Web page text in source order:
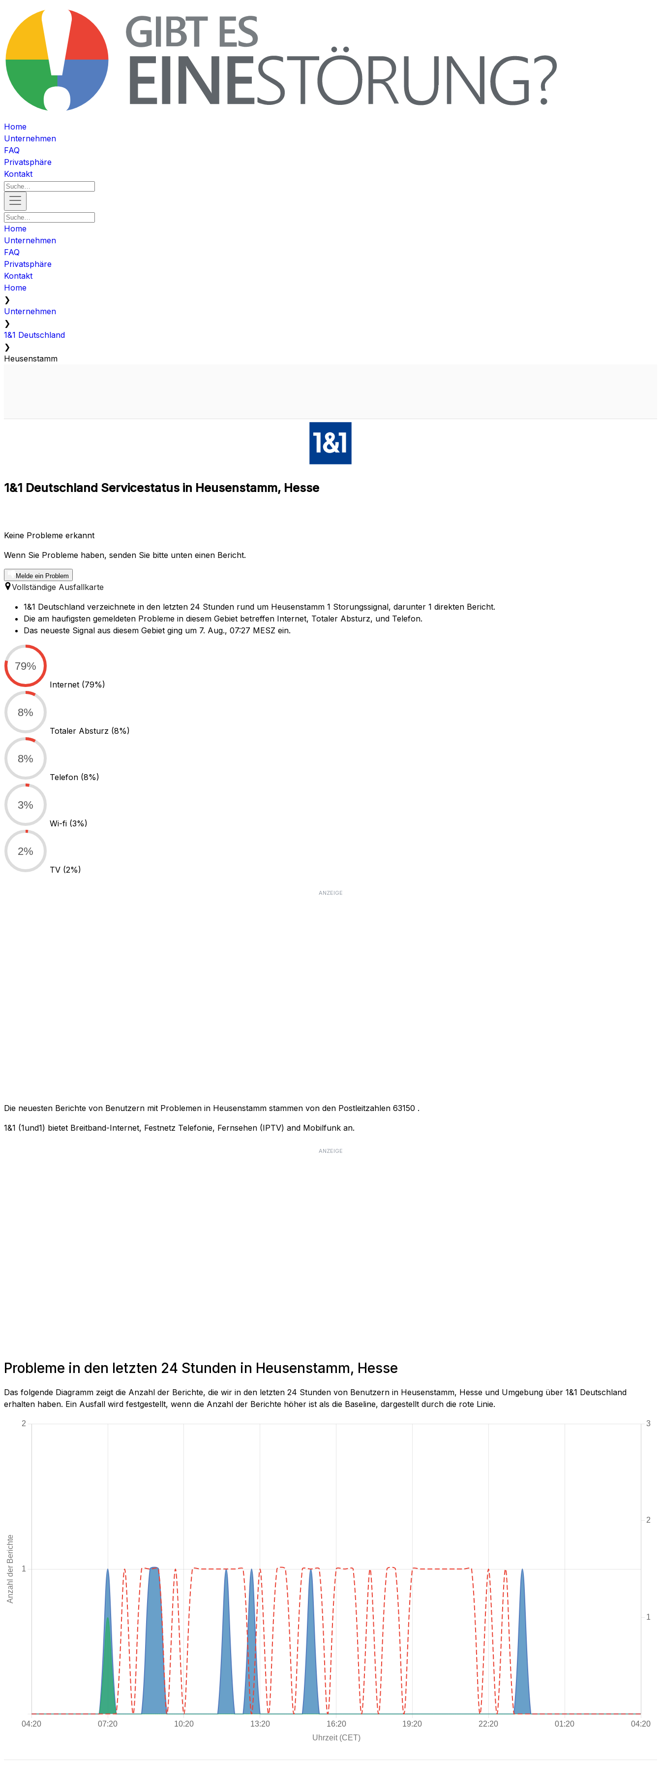
Home
Unternehmen
FAQ
Privatsphäre
Kontakt
Home
Unternehmen
FAQ
Privatsphäre
Kontakt
Home
❯
Unternehmen
❯
1&1 Deutschland
❯
Heusenstamm
1&1 Deutschland Servicestatus in Heusenstamm, Hesse
Keine Probleme erkannt
Wenn Sie Probleme haben, senden Sie bitte unten einen Bericht.
Melde ein Problem
Vollständige Ausfallkarte
1&1 Deutschland verzeichnete in den letzten 24 Stunden rund um Heusenstamm 1 Storungssignal, darunter 1 direkten Bericht.
Die am haufigsten gemeldeten Probleme in diesem Gebiet betreffen Internet, Totaler Absturz, und Telefon.
Das neueste Signal aus diesem Gebiet ging um 7. Aug., 07:27 MESZ ein.
79%
Internet (79%)
8%
Totaler Absturz (8%)
8%
Telefon (8%)
3%
Wi-fi (3%)
2%
TV (2%)
ANZEIGE
Die neuesten Berichte von Benutzern mit Problemen in Heusenstamm stammen von den Postleitzahlen 63150 .
1&1 (1und1) bietet Breitband-Internet, Festnetz Telefonie, Fernsehen (IPTV) and Mobilfunk an.
ANZEIGE
Probleme in den letzten 24 Stunden in Heusenstamm, Hesse
Das folgende Diagramm zeigt die Anzahl der Berichte, die wir in den letzten 24 Stunden von Benutzern in Heusenstamm, Hesse und Umgebung über 1&1 Deutschland
erhalten haben. Ein Ausfall wird festgestellt, wenn die Anzahl der Berichte höher ist als die Baseline, dargestellt durch die rote Linie.